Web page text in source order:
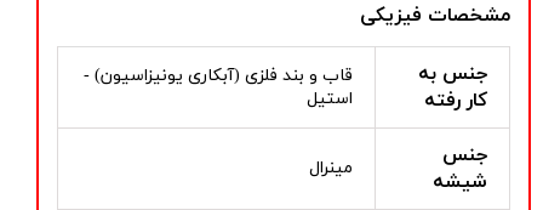
مشخصات فیزیکی
جنس به
کار رفته
قاب و بند فلزی (آبکاری یونیزاسیون) -
استیل
جنس
شیشه
مینرال